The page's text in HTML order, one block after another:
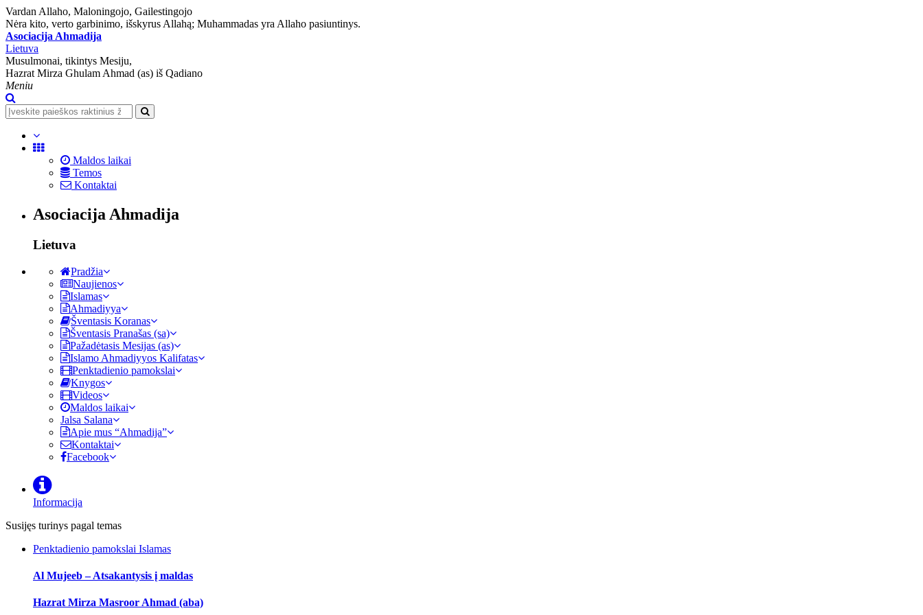
Vardan Allaho, Maloningojo, Gailestingojo
Nėra kito, verto garbinimo, išskyrus Allahą; Muhammadas yra Allaho pasiuntinys.
Asociacija Ahmadija
Lietuva
Musulmonai, tikintys Mesiju,
Hazrat Mirza Ghulam Ahmad (as) iš Qadiano
Meniu
Maldos laikai
Temos
Kontaktai
Asociacija Ahmadija
Lietuva
Pradžia
Naujienos
Islamas
Ahmadiyya
Šventasis Koranas
Šventasis Pranašas (sa)
Pažadėtasis Mesijas (as)
Islamo Ahmadiyyos Kalifatas
Penktadienio pamokslai
Knygos
Videos
Maldos laikai
Jalsa Salana
Apie mus “Ahmadija”
Kontaktai
Facebook
Informacija
Susijęs turinys pagal temas
Penktadienio pamokslai Islamas
Al Mujeeb – Atsakantysis į maldas
Hazrat Mirza Masroor Ahmad (aba)